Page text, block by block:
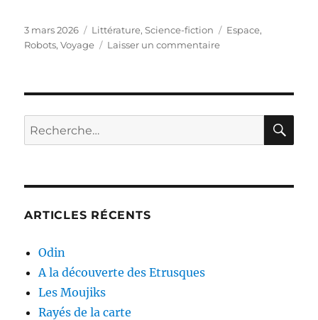
Publié
le
3 mars 2026 Catégories
Littérature,Science-fiction Étiquettes
Espace,
Robots,Voyage Laisser un commentaire
Recherche
pour :
ARTICLES RÉCENTS
Odin
A la découverte des Etrusques
Les Moujiks
Rayés de la carte